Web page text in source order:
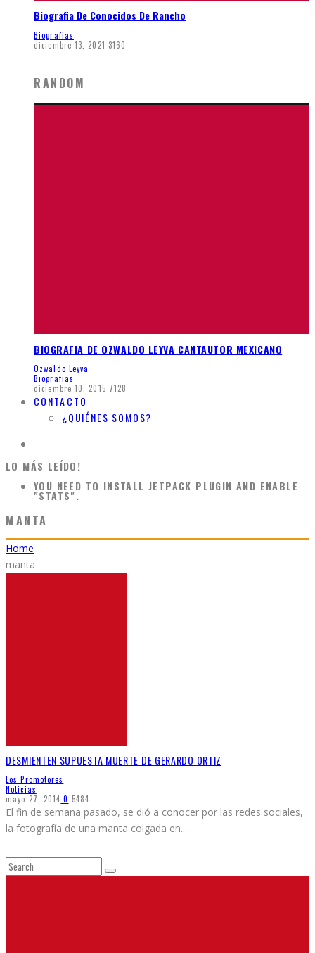
Biografia De Conocidos De Rancho
Biografias
diciembre 13, 2021 3160
RANDOM
BIOGRAFIA DE OZWALDO LEYVA CANTAUTOR MEXICANO
Ozwaldo Leyva
Biografias
diciembre 10, 2015 7128
CONTACTO
¿QUIÉNES SOMOS?
LO MÁS LEÍDO!
YOU NEED TO INSTALL JETPACK PLUGIN AND ENABLE
"STATS".
MANTA
Home
manta
DESMIENTEN SUPUESTA MUERTE DE GERARDO ORTIZ
Los Promotores
Noticias
mayo 27, 2014 0 5484
El fin de semana pasado, se dió a conocer por las redes sociales,
la fotografía de una manta colgada en...